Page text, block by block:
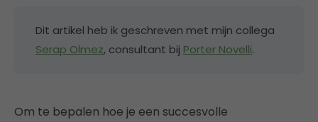
Dit artikel heb ik geschreven met mijn collega
Serap Olmez, consultant bij Porter Novelli.
Om te bepalen hoe je een succesvolle